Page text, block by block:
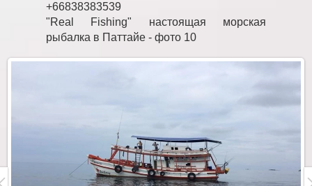
+66838383539
"Real Fishing" настоящая морская
рыбалка в Паттайе - фото 10